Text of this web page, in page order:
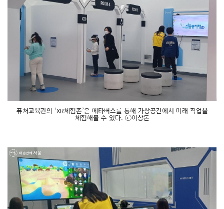
퓨처교육관의 ‘XR체험존’은 메타버스를 통해 가상공간에서 미래 직업을
체험해볼 수 있다. ⓒ이상돈